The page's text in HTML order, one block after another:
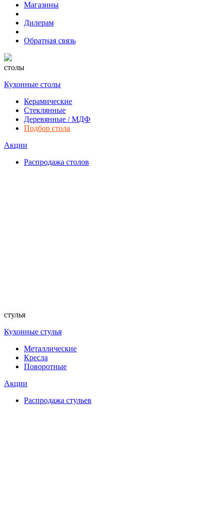
Магазины
Дилерам
Обратная связь
столы
Кухонные столы
Керамические
Стеклянные
Деревянные / МДФ
Подбор стола
Акции
Распродажа столов
стулья
Кухонные стулья
Металлические
Кресла
Поворотные
Акции
Распродажа стульев